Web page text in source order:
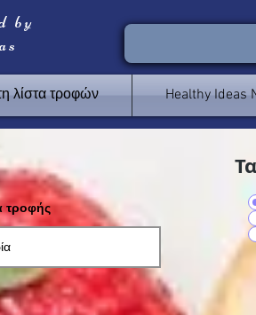
by
λίστα τροφών Healthy Ideas
τροφής